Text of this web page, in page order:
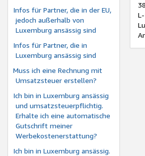
Infos für Partner, die in der EU,
jedoch außerhalb von
Luxemburg ansässig sind
Infos für Partner, die in
Luxemburg ansässig sind
Muss ich eine Rechnung mit
Umsatzsteuer erstellen?
Ich bin in Luxemburg ansässig
und umsatzsteuerpflichtig.
Erhalte ich eine automatische
Gutschrift meiner
Werbekostenerstattung?
Ich bin in Luxemburg ansässig.